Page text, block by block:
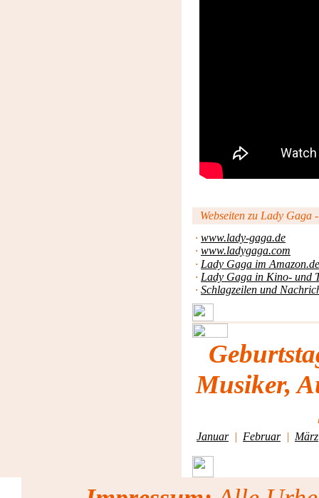
Webseiten zu Lady Gaga
· www.lady-gaga.de
· www.ladygaga.com
· Lady Gaga im
· Lady Gaga in Kino- und
· Schlagzeilen und
Musiker,
Januar| Februar| März